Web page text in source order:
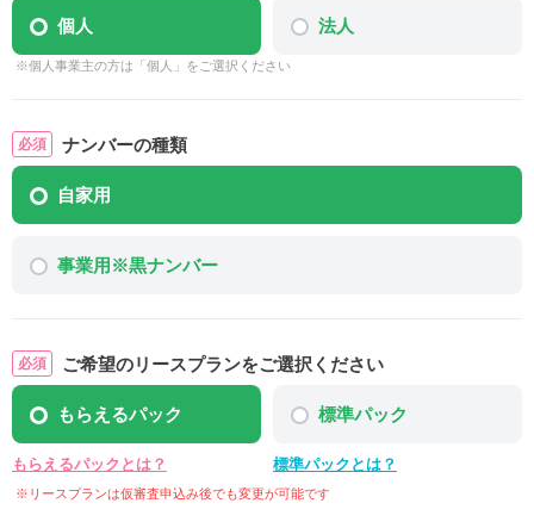
個人 法人
※個人事業主の方は「個人」をご選択ください
ナンバーの種類
自家用
事業用※黒ナンバー
ご希望のリースプランをご選択ください
もらえるパック 標準パック
もらえるパックとは？ 標準パックとは？
※リースプランは仮審査申込み後でも変更が可能です